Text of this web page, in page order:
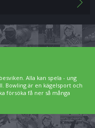
Alla kan spela - ung
Bowling är en kägelsport och
försöka få ner så många